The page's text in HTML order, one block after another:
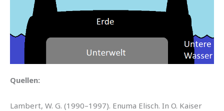
Quellen:
Lambert, W. G. (1990–1997). Enuma Elisch. In O. Kaiser